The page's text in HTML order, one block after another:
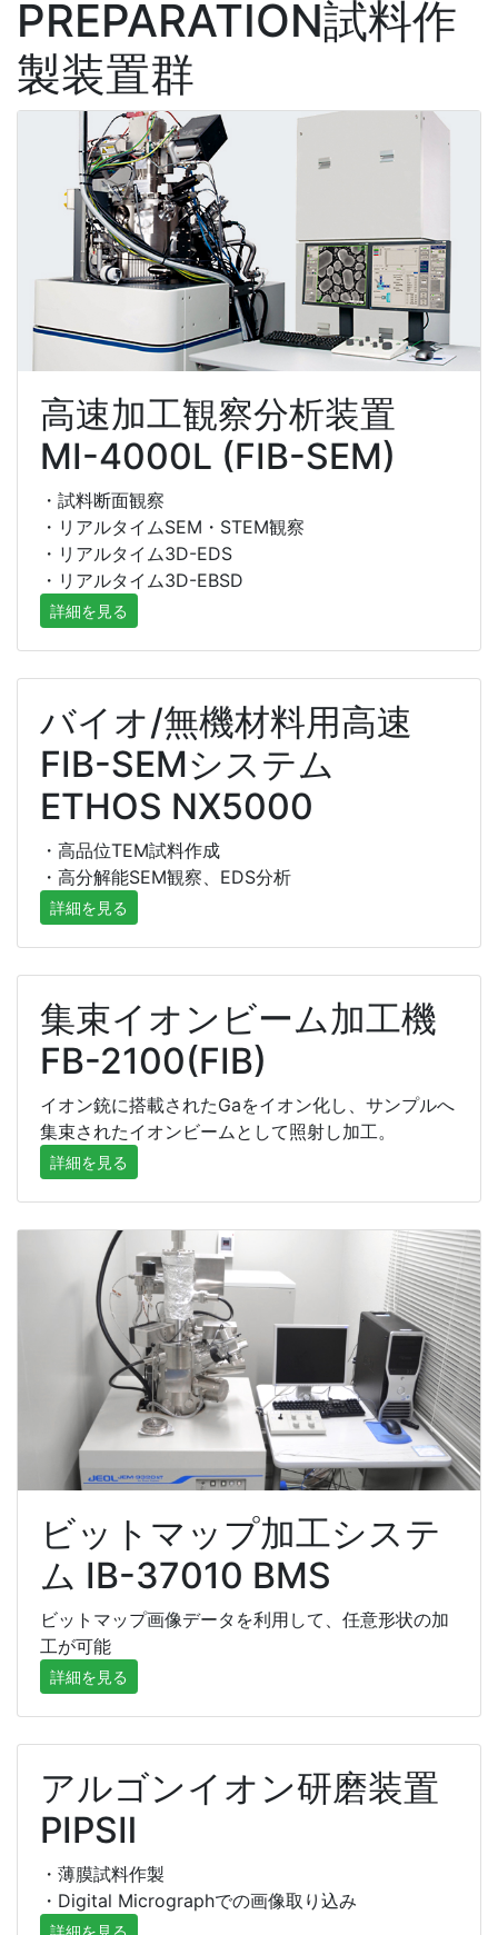
PREPARATION試料作
製装置群
高速加工観察分析装置
MI-4000L (FIB-SEM)
・試料断面観察
・リアルタイムSEM・STEM観察
・リアルタイム3D-EDS
・リアルタイム3D-EBSD
詳細を見る
バイオ/無機材料用高速
FIB-SEMシステム
ETHOS NX5000
・高品位TEM試料作成
・高分解能SEM観察、EDS分析
詳細を見る
集束イオンビーム加工機
FB-2100(FIB)
イオン銃に搭載されたGaをイオン化し、サンプルへ
集束されたイオンビームとして照射し加工。
詳細を見る
ビットマップ加工システ
ム IB-37010 BMS
ビットマップ画像データを利用して、任意形状の加
工が可能
詳細を見る
アルゴンイオン研磨装置
PIPSⅡ
・薄膜試料作製
・Digital Micrographでの画像取り込み
詳細を見る